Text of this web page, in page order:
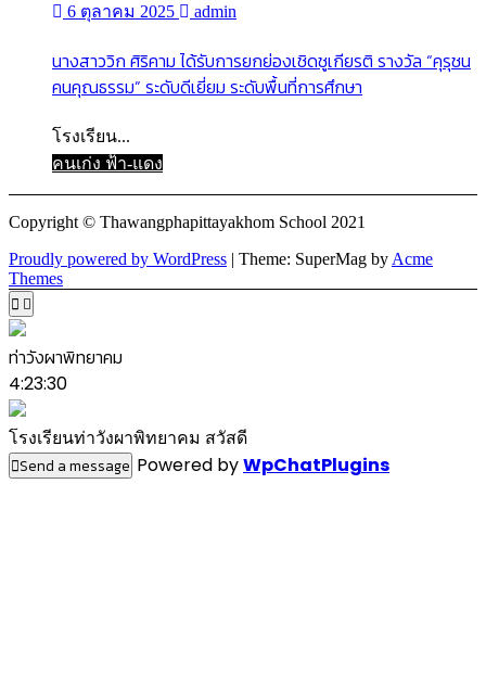
6 ตุลาคม 2025 admin
นางสาววิก ศิริคาม ได้รับการยกย่องเชิดชูเกียรติ รางวัล “คุรุชน
คนคุณธรรม” ระดับดีเยี่ยม ระดับพื้นที่การศึกษา
โรงเรียน...
คนเก่ง ฟ้า-แดง
Copyright © Thawangphapittayakhom School 2021
Proudly powered by WordPress | Theme: SuperMag by Acme
Themes
ท่าวังผาพิทยาคม
4:23:30
โรงเรียนท่าวังผาพิทยาคม สวัสดี
Send a message Powered byWpChatPlugins